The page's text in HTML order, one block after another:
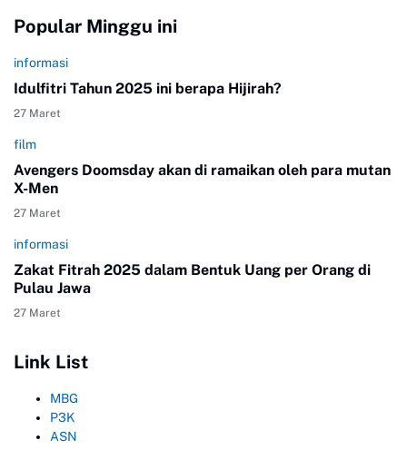
Popular Minggu ini
informasi
Idulfitri Tahun 2025 ini berapa Hijirah?
27 Maret
film
Avengers Doomsday akan di ramaikan oleh para mutan
X-Men
27 Maret
informasi
Zakat Fitrah 2025 dalam Bentuk Uang per Orang di
Pulau Jawa
27 Maret
Link List
MBG
P3K
ASN